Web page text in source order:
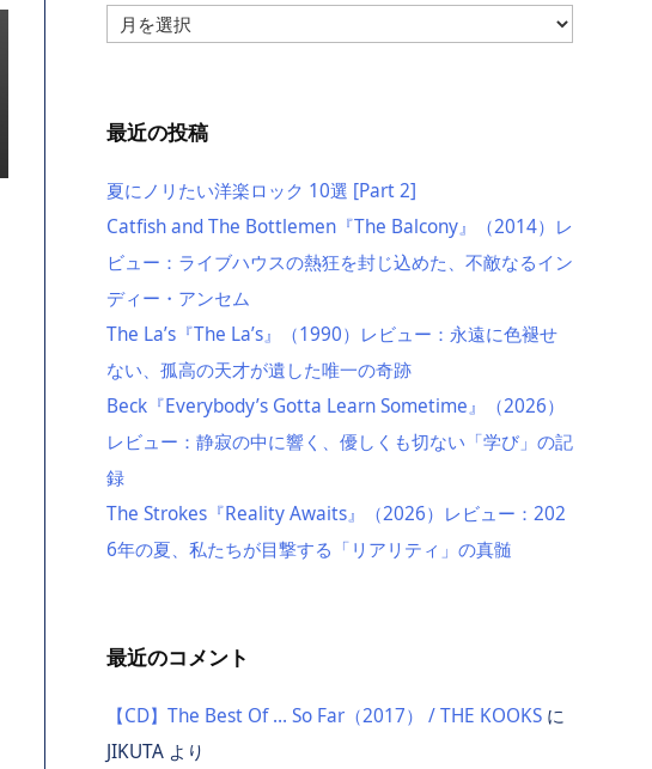
ー
ブ
最近の投稿
夏にノリたい洋楽ロック 10選 [Part 2]
Catfish and The Bottlemen『The Balcony』（2014）レ
ビュー：ライブハウスの熱狂を封じ込めた、不敵なるイン
ディー・アンセム
The La’s『The La’s』（1990）レビュー：永遠に色褪せ
ない、孤高の天才が遺した唯一の奇跡
Beck『Everybody’s Gotta Learn Sometime』（2026）
レビュー：静寂の中に響く、優しくも切ない「学び」の記
録
The Strokes『Reality Awaits』（2026）レビュー：202
6年の夏、私たちが目撃する「リアリティ」の真髄
最近のコメント
【CD】The Best Of … So Far（2017） / THE KOOKS に
JIKUTA より